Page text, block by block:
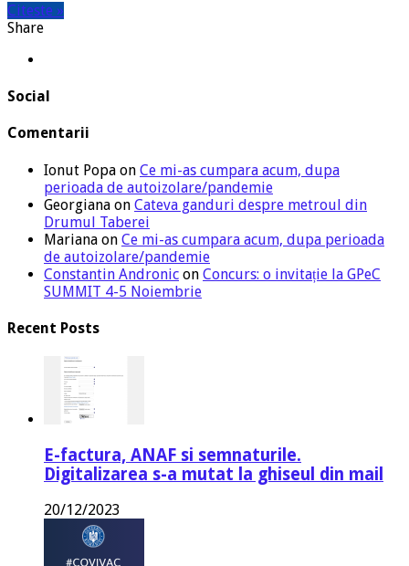
Citeste »
Share
Social
Comentarii
Ionut Popa on Ce mi-as cumpara acum, dupa
perioada de autoizolare/pandemie
Georgiana on Cateva ganduri despre metroul din
Drumul Taberei
Mariana on Ce mi-as cumpara acum, dupa perioada
de autoizolare/pandemie
Constantin Andronic on Concurs: o invitație la GPeC
SUMMIT 4-5 Noiembrie
Recent Posts
E-factura, ANAF si semnaturile.
Digitalizarea s-a mutat la ghiseul din mail
20/12/2023